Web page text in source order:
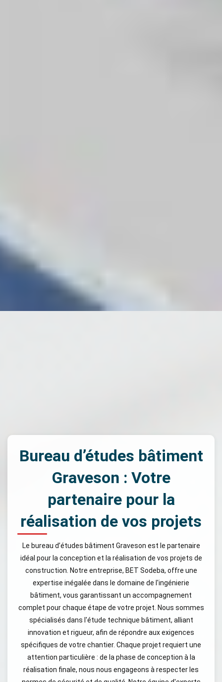
Bureau d’études bâtiment
Graveson : Votre
partenaire pour la
réalisation de vos projets
Le bureau d’études bâtiment Graveson est le partenaire
idéal pour la conception et la réalisation de vos projets de
construction. Notre entreprise, BET Sodeba, offre une
expertise inégalée dans le domaine de l'ingénierie
bâtiment, vous garantissant un accompagnement
complet pour chaque étape de votre projet. Nous sommes
spécialisés dans l'étude technique bâtiment, alliant
innovation et rigueur, afin de répondre aux exigences
spécifiques de votre chantier. Chaque projet requiert une
attention particulière : de la phase de conception à la
réalisation finale, nous nous engageons à respecter les